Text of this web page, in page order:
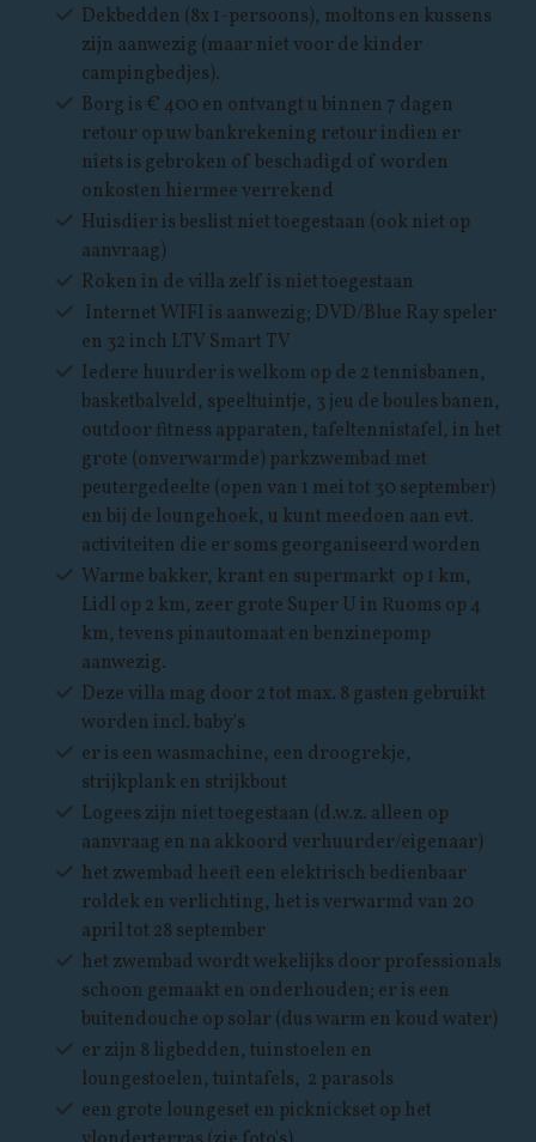
Dekbedden (8x 1-persoons), moltons en kussens
zijn aanwezig (maar niet voor de kinder
campingbedjes).
Borg is € 400 en ontvangt u binnen 7 dagen
retour op uw bankrekening retour indien er
niets is gebroken of beschadigd of worden
onkosten hiermee verrekend
Huisdier is beslist niet toegestaan (ook niet op
aanvraag)
Roken in de villa zelf is niet toegestaan
Internet WIFI is aanwezig; DVD/Blue Ray speler
en 32 inch LTV Smart TV
Iedere huurder is welkom op de 2 tennisbanen,
basketbalveld, speeltuintje, 3 jeu de boules banen,
outdoor fitness apparaten, tafeltennistafel, in het
grote (onverwarmde) parkzwembad met
peutergedeelte (open van 1 mei tot 30 september)
en bij de loungehoek, u kunt meedoen aan evt.
activiteiten die er soms georganiseerd worden
Warme bakker, krant en supermarkt op 1 km,
Lidl op 2 km, zeer grote Super U in Ruoms op 4
km, tevens pinautomaat en benzinepomp
aanwezig.
Deze villa mag door 2 tot max. 8 gasten gebruikt
worden incl. baby's
er is een wasmachine, een droogrekje,
strijkplank en strijkbout
Logees zijn niet toegestaan (d.w.z. alleen op
aanvraag en na akkoord verhuurder/eigenaar)
het zwembad heeft een elektrisch bedienbaar
roldek en verlichting, het is verwarmd van 20
april tot 28 september
het zwembad wordt wekelijks door professionals
schoon gemaakt en onderhouden; er is een
buitendouche op solar (dus warm en koud water)
er zijn 8 ligbedden, tuinstoelen en
loungestoelen, tuintafels, 2 parasols
een grote loungeset en picknickset op het